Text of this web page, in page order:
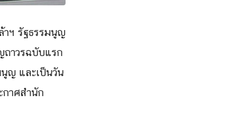
าฯ รัฐธรรมนูญ
ถาวรฉบับแรก
นูญ และเป็นวัน
กาศสำนัก